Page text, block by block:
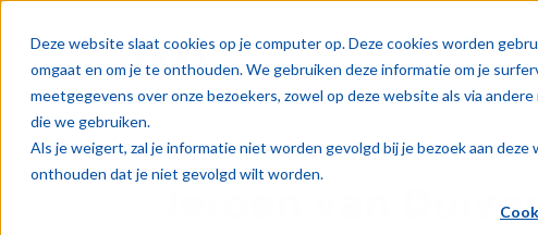
Deze website slaat cookies op je computer op. Deze cookies worden
omgaat en om je te onthouden. We gebruiken deze informatie om je
meetgegevens over onze bezoekers, zowel op deze website als via andere
die we gebruiken.
Als je weigert, zal je informatie niet worden gevolgd bij je bezoek aan
onthouden dat je niet gevolgd wilt worden.
Jeroen van